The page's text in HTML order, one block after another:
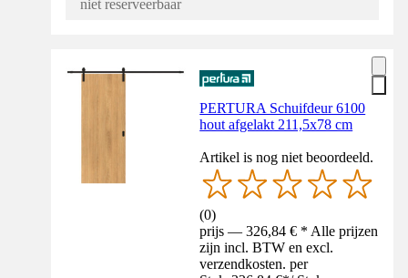
niet reserveerbaar
PERTURA Schuifdeur 6100
hout afgelakt 211,5x78 cm
Artikel is nog niet beoordeeld.
(0)
prijs — 326,84 € * Alle prijzen
zijn incl. BTW en excl.
verzendkosten. per